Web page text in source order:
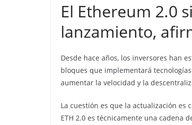
El Ethereum 2.0
lanzamiento,
Desde hace años, los inversores han
bloques que implementará
aumentar la velocidad y la
La cuestión es que la actualización es
ETH 2.0 es técnicamente una cadena